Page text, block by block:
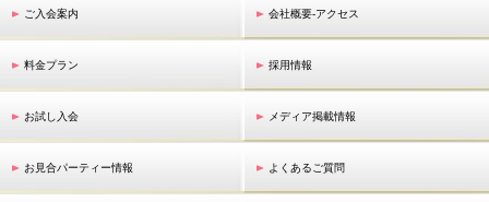
ご入会案内
料金プラン
お試し入会
お見合パーティー情報
会社概要-アクセス
採用情報
メディア掲載情報
よくあるご質問